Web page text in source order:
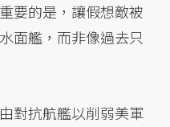
要的是，讓假想敵被
面艦，而非像過去只
對抗航艦以削弱美軍